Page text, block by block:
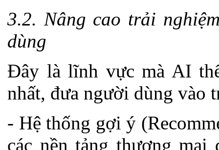
3.2. Nâng cao trải
dùng
Đây là lĩnh vực mà AI
nhất, đưa người dùng vào
- Hệ thống gợi ý
các nền tảng thương